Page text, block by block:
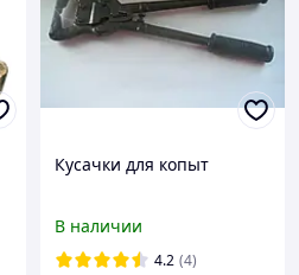
Кусачки для копыт
В наличии
4.2 (4)